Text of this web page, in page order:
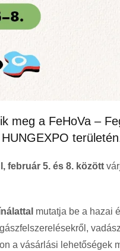
meg a FeHoVa –
február 5. és 8. között
mutatja be a hazai
a vásárlási lehetőségek